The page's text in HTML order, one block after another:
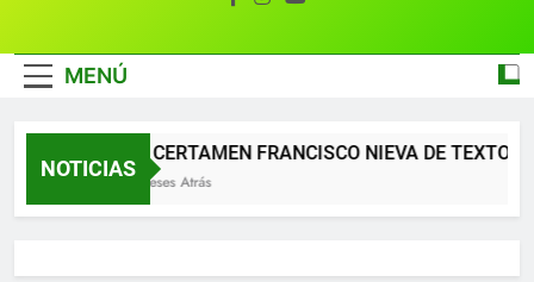
MENÚ
NOTICIAS
XII CERTAMEN FRANCISCO NIEVA DE TEXTOS
2 Meses Atrás